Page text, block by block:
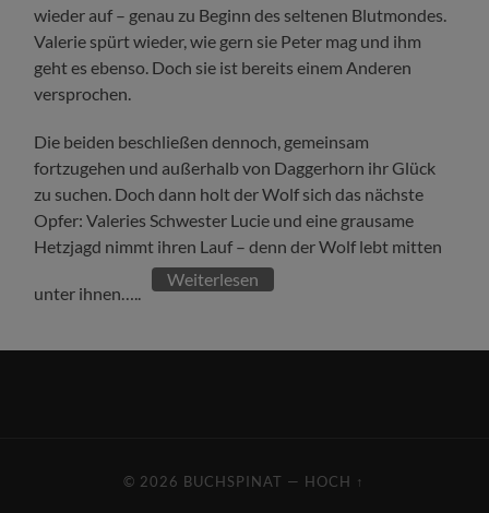
wieder auf – genau zu Beginn des seltenen Blutmondes.
Valerie spürt wieder, wie gern sie Peter mag und ihm
geht es ebenso. Doch sie ist bereits einem Anderen
versprochen.
Die beiden beschließen dennoch, gemeinsam
fortzugehen und außerhalb von Daggerhorn ihr Glück
zu suchen. Doch dann holt der Wolf sich das nächste
Opfer: Valeries Schwester Lucie und eine grausame
Hetzjagd nimmt ihren Lauf – denn der Wolf lebt mitten
unter ihnen…..
Weiterlesen
© 2026 BUCHSPINAT — HOCH ↑